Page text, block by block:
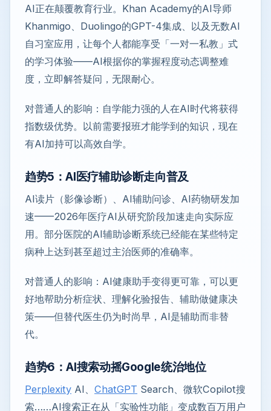
AI正在颠覆教育行业。Khan Academy的AI导师
Khanmigo、Duolingo的GPT-4集成、以及无数AI
自习室应用，让每个人都能享受「一对一私教」式
的学习体验——AI根据你的掌握程度动态调整难
度，立即解答疑问，无限耐心。
对普通人的影响：自学能力强的人在AI时代将获得
指数级优势。以前需要报班才能学到的知识，现在
有AI加持可以高效自学。
趋势5：AI医疗辅助诊断走向普及
AI读片（影像诊断）、AI辅助问诊、AI药物研发加
速——2026年医疗AI从研究阶段加速走向实际应
用。部分医院的AI辅助诊断系统已经能在某些特定
病种上达到甚至超过主治医师的准确率。
对普通人的影响：AI健康助手变得更可靠，可以更
好地帮助分析症状、理解化验报告、辅助做健康决
策——但替代医生仍为时尚早，AI是辅助而非替
代。
趋势6：AI搜索动摇Google统治地位
Perplexity AI、 ChatGPT Search、微软Copilot搜
索……AI搜索正在从「实验性功能」变成数百万用户